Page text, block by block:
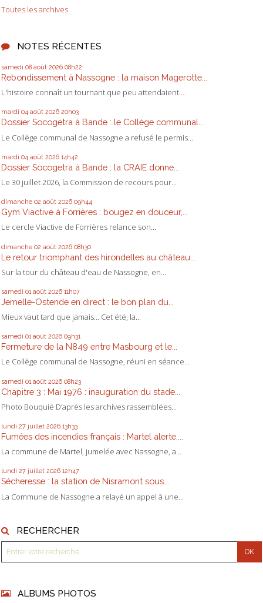
Toutes les archives
NOTES RÉCENTES
samedi 08 août 2026 08h22
Rebondissement à Nassogne : la maison Magerotte...
L'histoire connaît un tournant que peu attendaient....
mardi 04 août 2026 20h03
Dossier Socogetra à Bande : le Collège communal...
Le Collège communal de Nassogne a refusé le permis...
mardi 04 août 2026 14h42
Dossier Socogetra à Bande : la CRAIE donne...
Le 30 juillet 2026, la Commission de recours pour...
dimanche 02 août 2026 09h44
Gym Viactive à Forrières : bougez en douceur,...
Le cercle Viactive de Forrières relance son...
dimanche 02 août 2026 08h30
Le retour triomphant des hirondelles au château...
Sur la tour du château d'eau de Nassogne, en...
samedi 01 août 2026 11h07
Jemelle-Ostende en direct : le bon plan du...
Mieux vaut tard que jamais... Cet été, la...
samedi 01 août 2026 09h31
Fermeture de la N849 entre Masbourg et le...
Le Collège communal de Nassogne, réuni en séance...
samedi 01 août 2026 08h23
Chapitre 3 : Mai 1976 : inauguration du stade...
Photo Bouquié D’après les archives rassemblées...
lundi 27 juillet 2026 13h33
Fumées des incendies français : Martel alerte,...
La commune de Martel, jumelée avec Nassogne, a...
lundi 27 juillet 2026 12h47
Sécheresse : la station de Nisramont sous...
La Commune de Nassogne a relayé un appel à une...
RECHERCHER
ALBUMS PHOTOS